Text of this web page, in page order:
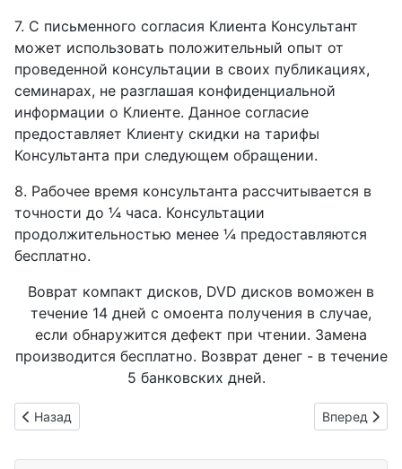
7. С письменного согласия Клиента Консультант
может использовать положительный опыт от
проведенной консультации в своих публикациях,
семинарах, не разглашая конфиденциальной
информации о Клиенте. Данное согласие
предоставляет Клиенту скидки на тарифы
Консультанта при следующем обращении.
8. Рабочее время консультанта рассчитывается в
точности до ¼ часа. Консультации
продолжительностью менее ¼ предоставляются
бесплатно.
Воврат компакт дисков, DVD дисков воможен в
течение 14 дней с омоента получения в случае,
если обнаружится дефект при чтении. Замена
производится бесплатно. Возврат денег - в течение
5 банковских дней.
Предыдущий: Политика в отношении обработки
Назад Следующий:
Вперед